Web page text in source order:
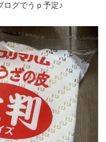
ログでうｐ予定♪